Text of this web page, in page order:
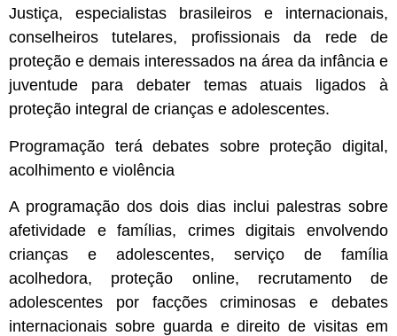
Justiça, especialistas brasileiros e internacionais,
conselheiros tutelares, profissionais da rede de
proteção e demais interessados na área da infância e
juventude para debater temas atuais ligados à
proteção integral de crianças e adolescentes.
Programação terá debates sobre proteção digital,
acolhimento e violência
A programação dos dois dias inclui palestras sobre
afetividade e famílias, crimes digitais envolvendo
crianças e adolescentes, serviço de família
acolhedora, proteção online, recrutamento de
adolescentes por facções criminosas e debates
internacionais sobre guarda e direito de visitas em